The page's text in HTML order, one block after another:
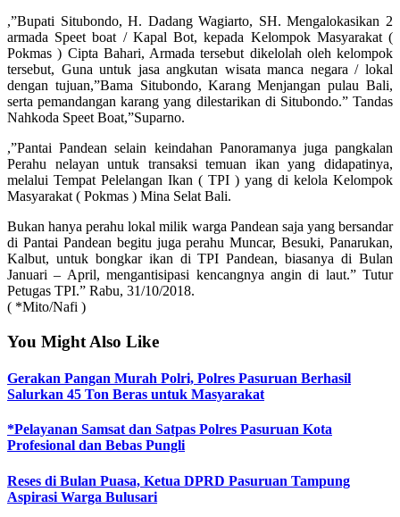
,”Bupati Situbondo, H. Dadang Wagiarto, SH. Mengalokasikan 2
armada Speet boat / Kapal Bot, kepada Kelompok Masyarakat (
Pokmas ) Cipta Bahari, Armada tersebut dikelolah oleh kelompok
tersebut, Guna untuk jasa angkutan wisata manca negara / lokal
dengan tujuan,”Bama Situbondo, Karang Menjangan pulau Bali,
serta pemandangan karang yang dilestarikan di Situbondo.” Tandas
Nahkoda Speet Boat,”Suparno.
,”Pantai Pandean selain keindahan Panoramanya juga pangkalan
Perahu nelayan untuk transaksi temuan ikan yang didapatinya,
melalui Tempat Pelelangan Ikan ( TPI ) yang di kelola Kelompok
Masyarakat ( Pokmas ) Mina Selat Bali.
Bukan hanya perahu lokal milik warga Pandean saja yang bersandar
di Pantai Pandean begitu juga perahu Muncar, Besuki, Panarukan,
Kalbut, untuk bongkar ikan di TPI Pandean, biasanya di Bulan
Januari – April, mengantisipasi kencangnya angin di laut.” Tutur
Petugas TPI.” Rabu, 31/10/2018.
( *Mito/Nafi )
You Might Also Like
Gerakan Pangan Murah Polri, Polres Pasuruan Berhasil
Salurkan 45 Ton Beras untuk Masyarakat
*Pelayanan Samsat dan Satpas Polres Pasuruan Kota
Profesional dan Bebas Pungli
Reses di Bulan Puasa, Ketua DPRD Pasuruan Tampung
Aspirasi Warga Bulusari